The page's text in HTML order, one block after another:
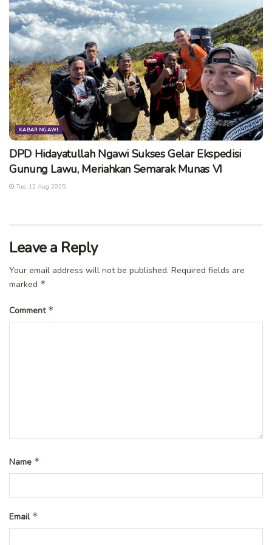
KABAR NGAWI
DPD Hidayatullah Ngawi Sukses Gelar Ekspedisi
Gunung Lawu, Meriahkan Semarak Munas VI
Tue, 12 Aug 2025
Leave a Reply
Your email address will not be published. Required fields are
marked *
Comment *
Name *
Email *